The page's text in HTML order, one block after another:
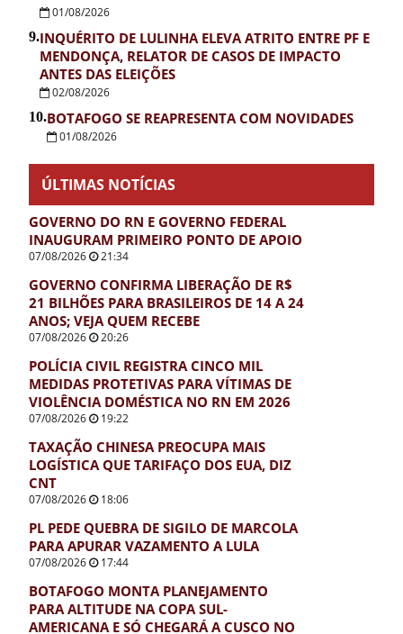
01/08/2026
9.INQUÉRITO DE LULINHA ELEVA ATRITO ENTRE PF E
MENDONÇA, RELATOR DE CASOS DE IMPACTO
ANTES DAS ELEIÇÕES
02/08/2026
10.BOTAFOGO SE REAPRESENTA COM NOVIDADES
01/08/2026
ÚLTIMAS NOTÍCIAS
GOVERNO DO RN E GOVERNO FEDERAL
INAUGURAM PRIMEIRO PONTO DE APOIO
07/08/2026 21:34
GOVERNO CONFIRMA LIBERAÇÃO DE R$
21 BILHÕES PARA BRASILEIROS DE 14 A 24
ANOS; VEJA QUEM RECEBE
07/08/2026 20:26
POLÍCIA CIVIL REGISTRA CINCO MIL
MEDIDAS PROTETIVAS PARA VÍTIMAS DE
VIOLÊNCIA DOMÉSTICA NO RN EM 2026
07/08/2026 19:22
TAXAÇÃO CHINESA PREOCUPA MAIS
LOGÍSTICA QUE TARIFAÇO DOS EUA, DIZ
CNT
07/08/2026 18:06
PL PEDE QUEBRA DE SIGILO DE MARCOLA
PARA APURAR VAZAMENTO A LULA
07/08/2026 17:44
BOTAFOGO MONTA PLANEJAMENTO
PARA ALTITUDE NA COPA SUL-
AMERICANA E SÓ CHEGARÁ A CUSCO NO